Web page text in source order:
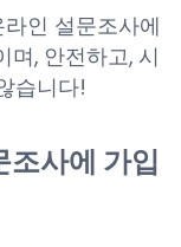
인 설문조사에
며, 안전하고, 시
습니다!
사에 가입